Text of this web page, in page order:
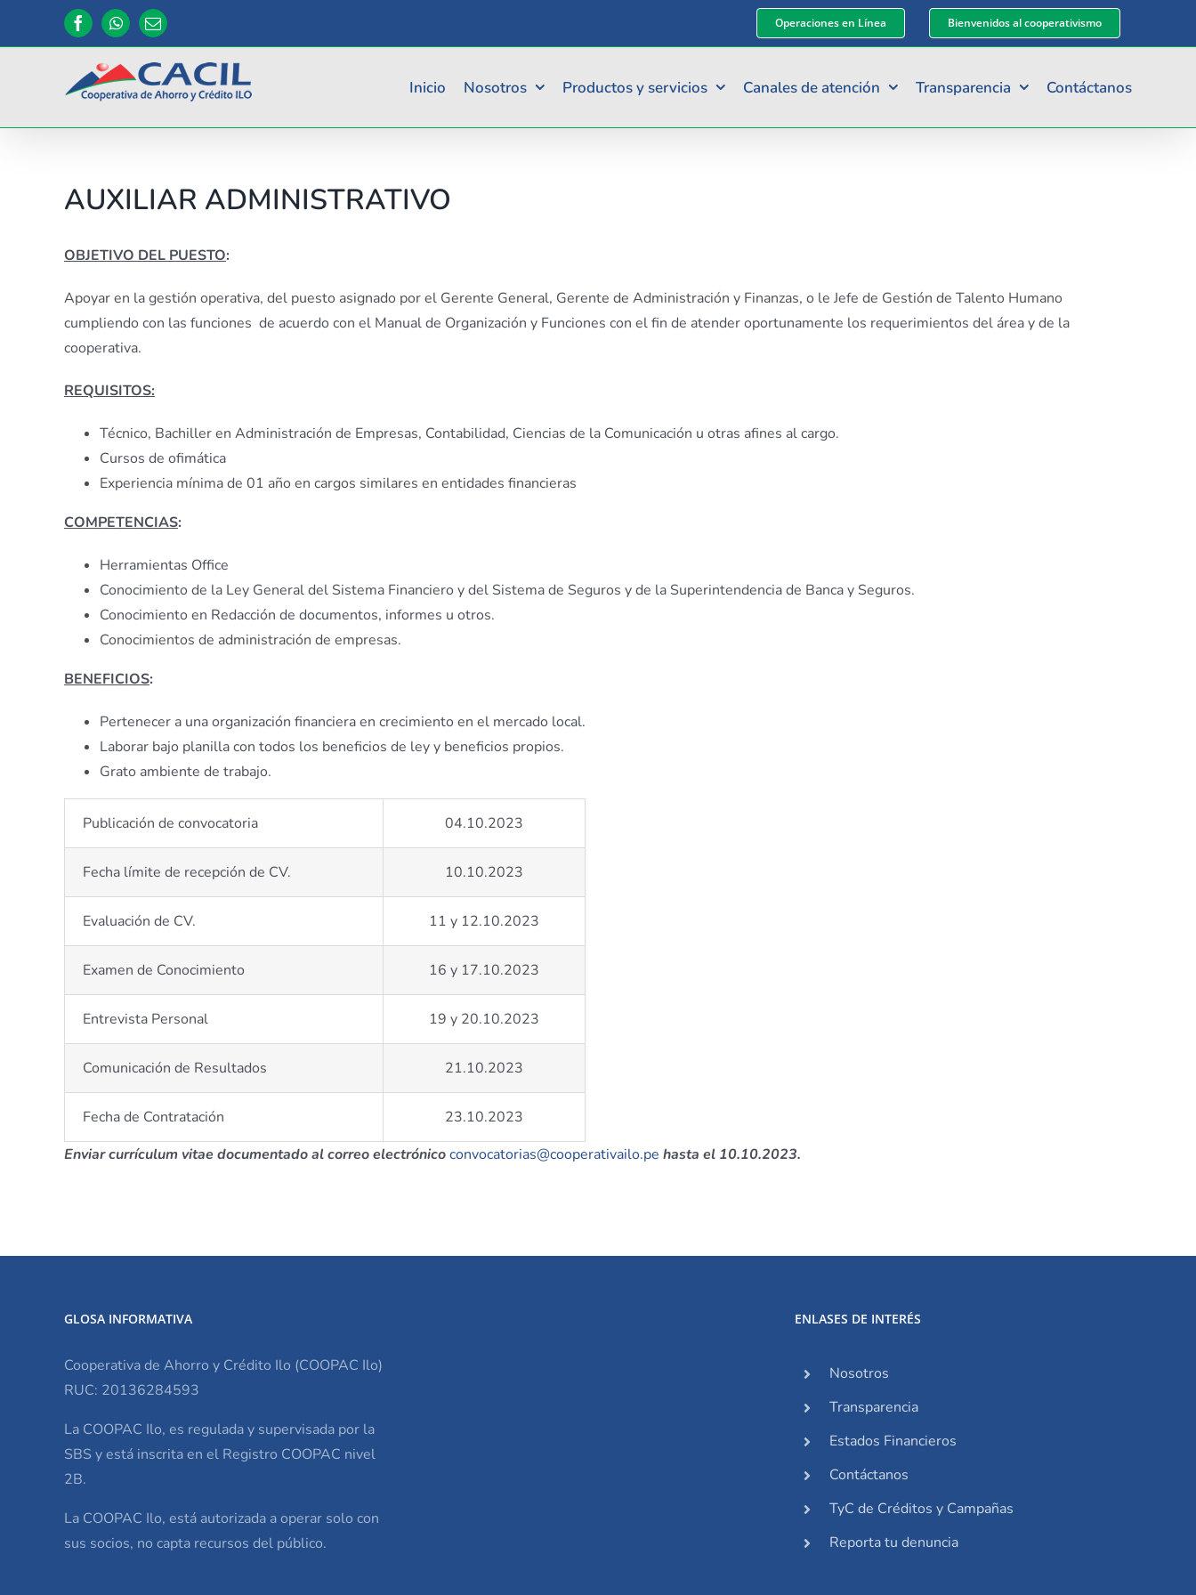
FacebookWhatsApp
Correo
electrónico
Operaciones en Línea Bienvenidos al cooperativismo
Inicio Nosotros Productos y servicios Canales de atención Transparencia Contáctanos
AUXILIAR ADMINISTRATIVO
OBJETIVO DEL PUESTO:
Apoyar en la gestión operativa, del puesto asignado por el Gerente General, Gerente de Administración y Finanzas, o le Jefe de Gestión de Talento Humano
cumpliendo con las funciones de acuerdo con el Manual de Organización y Funciones con el fin de atender oportunamente los requerimientos del área y de la
cooperativa.
REQUISITOS:
Técnico, Bachiller en Administración de Empresas, Contabilidad, Ciencias de la Comunicación u otras afines al cargo.
Cursos de ofimática
Experiencia mínima de 01 año en cargos similares en entidades financieras
COMPETENCIAS:
Herramientas Office
Conocimiento de la Ley General del Sistema Financiero y del Sistema de Seguros y de la Superintendencia de Banca y Seguros.
Conocimiento en Redacción de documentos, informes u otros.
Conocimientos de administración de empresas.
BENEFICIOS:
Pertenecer a una organización financiera en crecimiento en el mercado local.
Laborar bajo planilla con todos los beneficios de ley y beneficios propios.
Grato ambiente de trabajo.
Publicación de convocatoria 04.10.2023
Fecha límite de recepción de CV. 10.10.2023
Evaluación de CV. 11 y 12.10.2023
Examen de Conocimiento 16 y 17.10.2023
Entrevista Personal 19 y 20.10.2023
Comunicación de Resultados 21.10.2023
Fecha de Contratación
23.10.2023
Enviar currículum vitae documentado al correo electrónicoconvocatorias@cooperativailo.pe hasta el 10.10.2023.
GLOSA INFORMATIVA
Cooperativa de Ahorro y Crédito Ilo (COOPAC Ilo)
RUC: 20136284593
La COOPAC Ilo, es regulada y supervisada por la
SBS y está inscrita en el Registro COOPAC nivel
2B.
La COOPAC Ilo, está autorizada a operar solo con
sus socios, no capta recursos del público.
ENLASES DE INTERÉS
Nosotros
Transparencia
Estados Financieros
Contáctanos
TyC de Créditos y Campañas
Reporta tu denuncia